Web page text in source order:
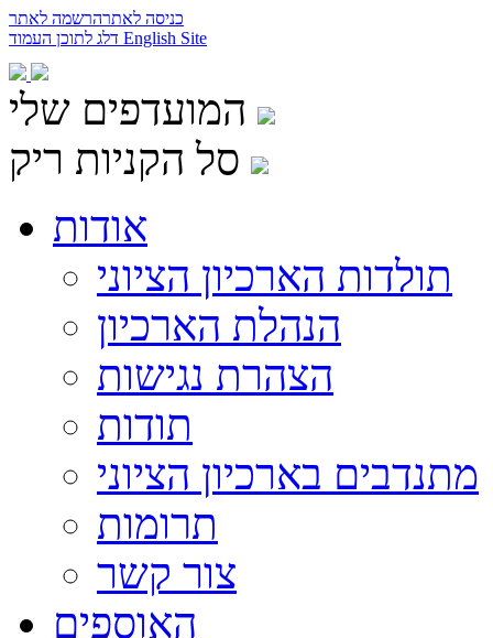
כניסה לאתרהרשמה לאתר
English Site
המועדפים שלי
סל הקניות ריק
אודות
תולדות הארכיון הציוני
הנהלת הארכיון
הצהרת נגישות
תודות
מתנדבים בארכיון הציוני
תרומות
צור קשר
האוספים